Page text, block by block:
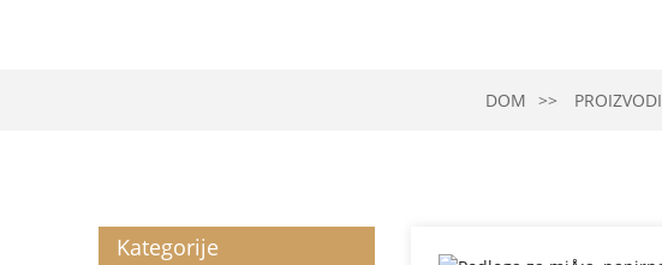
DOM PROIZVODI
Kategorije